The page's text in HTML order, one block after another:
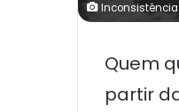
Inconsistência
Quem
partir